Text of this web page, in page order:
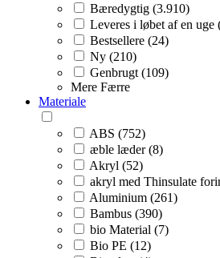
Bæredygtig (3.910)
Leveres i løbet af en uge
Bestsellere (24)
Ny (210)
Genbrugt (109)
Mere Færre
Materiale
ABS (752)
æble læder (8)
Akryl (52)
akryl med Thinsulate
Aluminium (261)
Bambus (390)
bio Material (7)
Bio PE (12)